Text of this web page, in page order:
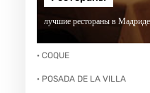
лучшие рестораны в Мадриде
· COQUE
· POSADA DE LA VILLA